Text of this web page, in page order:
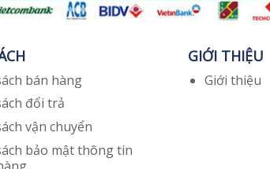
bán hàng
đổi trả
vận chuyển
bảo mật thông tin
GIỚI THIỆU
Giới thiệu